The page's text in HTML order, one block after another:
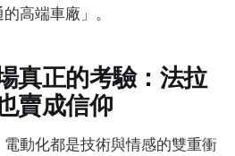
高端車廠」。
真正的考驗：法拉
賣成信仰
動化都是技術與情感的雙重衝